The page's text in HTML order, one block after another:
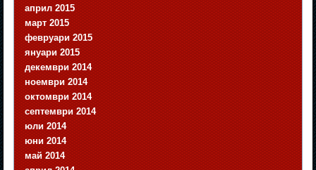
април 2015
март 2015
февруари 2015
януари 2015
декември 2014
ноември 2014
октомври 2014
септември 2014
юли 2014
юни 2014
май 2014